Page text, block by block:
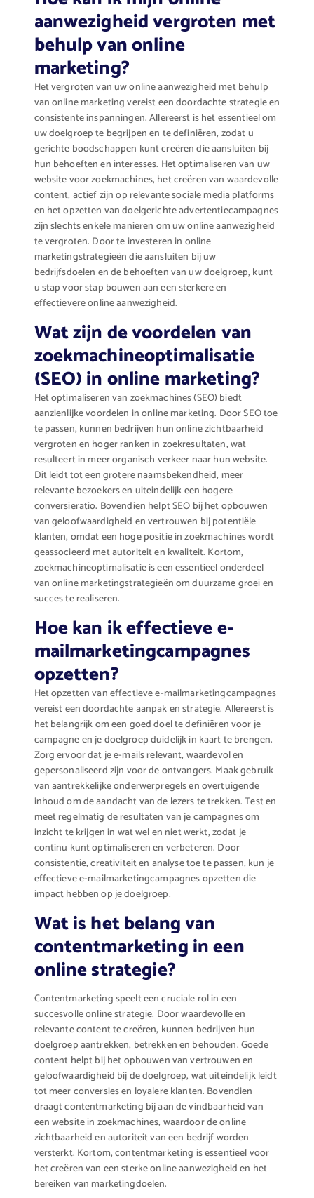
aanwezigheid vergroten met
behulp van online
marketing?
Het vergroten van uw online aanwezigheid met behulp
van online marketing vereist een doordachte strategie en
consistente inspanningen. Allereerst is het essentieel om
uw doelgroep te begrijpen en te definiëren, zodat u
gerichte boodschappen kunt creëren die aansluiten bij
hun behoeften en interesses. Het optimaliseren van uw
website voor zoekmachines, het creëren van waardevolle
content, actief zijn op relevante sociale media platforms
en het opzetten van doelgerichte advertentiecampagnes
zijn slechts enkele manieren om uw online aanwezigheid
te vergroten. Door te investeren in online
marketingstrategieën die aansluiten bij uw
bedrijfsdoelen en de behoeften van uw doelgroep, kunt
u stap voor stap bouwen aan een sterkere en
effectievere online aanwezigheid.
Wat zijn de voordelen van
zoekmachineoptimalisatie
(SEO) in online marketing?
Het optimaliseren van zoekmachines (SEO) biedt
aanzienlijke voordelen in online marketing. Door SEO toe
te passen, kunnen bedrijven hun online zichtbaarheid
vergroten en hoger ranken in zoekresultaten, wat
resulteert in meer organisch verkeer naar hun website.
Dit leidt tot een grotere naamsbekendheid, meer
relevante bezoekers en uiteindelijk een hogere
conversieratio. Bovendien helpt SEO bij het opbouwen
van geloofwaardigheid en vertrouwen bij potentiële
klanten, omdat een hoge positie in zoekmachines wordt
geassocieerd met autoriteit en kwaliteit. Kortom,
zoekmachineoptimalisatie is een essentieel onderdeel
van online marketingstrategieën om duurzame groei en
succes te realiseren.
Hoe kan ik effectieve e-
mailmarketingcampagnes
opzetten?
Het opzetten van effectieve e-mailmarketingcampagnes
vereist een doordachte aanpak en strategie. Allereerst is
het belangrijk om een goed doel te definiëren voor je
campagne en je doelgroep duidelijk in kaart te brengen.
Zorg ervoor dat je e-mails relevant, waardevol en
gepersonaliseerd zijn voor de ontvangers. Maak gebruik
van aantrekkelijke onderwerpregels en overtuigende
inhoud om de aandacht van de lezers te trekken. Test en
meet regelmatig de resultaten van je campagnes om
inzicht te krijgen in wat wel en niet werkt, zodat je
continu kunt optimaliseren en verbeteren. Door
consistentie, creativiteit en analyse toe te passen, kun je
effectieve e-mailmarketingcampagnes opzetten die
impact hebben op je doelgroep.
Wat is het belang van
contentmarketing in een
online strategie?
Contentmarketing speelt een cruciale rol in een
succesvolle online strategie. Door waardevolle en
relevante content te creëren, kunnen bedrijven hun
doelgroep aantrekken, betrekken en behouden. Goede
content helpt bij het opbouwen van vertrouwen en
geloofwaardigheid bij de doelgroep, wat uiteindelijk leidt
tot meer conversies en loyalere klanten. Bovendien
draagt contentmarketing bij aan de vindbaarheid van
een website in zoekmachines, waardoor de online
zichtbaarheid en autoriteit van een bedrijf worden
versterkt. Kortom, contentmarketing is essentieel voor
het creëren van een sterke online aanwezigheid en het
bereiken van marketingdoelen.